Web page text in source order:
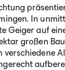
In
Geiger auf
großen
verschiedene